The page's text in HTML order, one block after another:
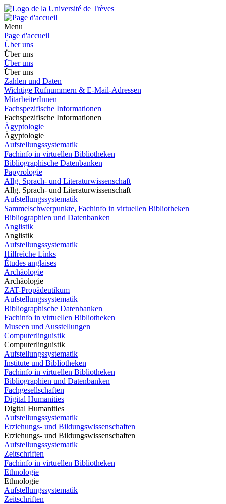
Menu
Page d'accueil
Über uns
Über uns
Über uns
Über uns
Zahlen und Daten
Wichtige Rufnummern & E-Mail-Adressen
MitarbeiterInnen
Fachspezifische Informationen
Fachspezifische Informationen
Ägyptologie
Ägyptologie
Aufstellungssystematik
Fachinfo in virtuellen Bibliotheken
Bibliographische Datenbanken
Papyrologie
Allg. Sprach- und Literaturwissenschaft
Allg. Sprach- und Literaturwissenschaft
Aufstellungssystematik
Sammelschwerpunkte, Fachinfo in virtuellen Bibliotheken
Bibliographien und Datenbanken
Anglistik
Anglistik
Aufstellungssystematik
Hilfreiche Links
Études anglaises
Archäologie
Archäologie
ZAT-Propädeutikum
Aufstellungssystematik
Bibliographische Datenbanken
Fachinfo in virtuellen Bibliotheken
Museen und Ausstellungen
Computerlinguistik
Computerlinguistik
Aufstellungssystematik
Institute und Bibliotheken
Fachinfo in virtuellen Bibliotheken
Bibliographien und Datenbanken
Fachgesellschaften
Digital Humanities
Digital Humanities
Aufstellungssystematik
Erziehungs- und Bildungswissenschaften
Erziehungs- und Bildungswissenschaften
Aufstellungssystematik
Zeitschriften
Fachinfo in virtuellen Bibliotheken
Ethnologie
Ethnologie
Aufstellungssystematik
Zeitschriften